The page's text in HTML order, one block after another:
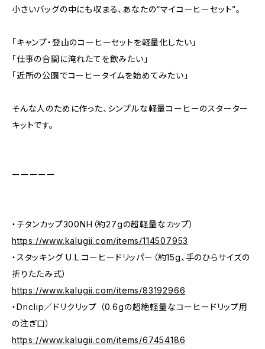
小さいバッグの中にも収まる、あなたの“マイコーヒーセット”。
「キャンプ・登山のコーヒーセットを軽量化したい」
「仕事の合間に淹れたてを飲みたい」
「近所の公園でコーヒータイムを始めてみたい」
そんな人のために作った、シンプルな軽量コーヒーのスターター
キットです。
ーーーーー
・チタンカップ300NH（約27gの超軽量なカップ）
https://www.kalugii.com/items/114507953
・スタッキング U.L.コーヒードリッパー（約15g、手のひらサイズの
折りたたみ式）
https://www.kalugii.com/items/83192966
・Driclip／ドリクリップ （0.6gの超絶軽量なコーヒードリップ用
の注ぎ口）
https://www.kalugii.com/items/67454186